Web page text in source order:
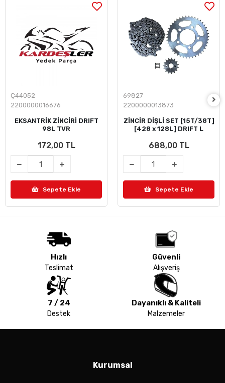
Ç44052
2200000016676
EKSANTRİK ZİNCİRİ DRIFT
98L TVR
172,00 TL
Sepete Ekle
69827
2200000013873
ZİNCİR DİŞLİ SET [15T/38T]
[428 x 128L] DRIFT L
688,00 TL
Sepete Ekle
Hızlı
Teslimat
Güvenli
Alışveriş
7 / 24
Destek
Dayanıklı & Kaliteli
Malzemeler
Kurumsal